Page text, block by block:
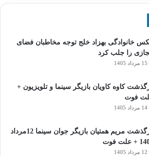
خانوادگی بهزاد خلج توجه مخاطبان فضای
را جلب کرد
15 مرداد 1405
کاوه کاویان بازیگر سینما و تلویزیون +
فوت
14 مرداد 1405
درگذشت مریم همتیان بازیگر جوان سینما 12مرداد
علت فوت
12 مرداد 1405